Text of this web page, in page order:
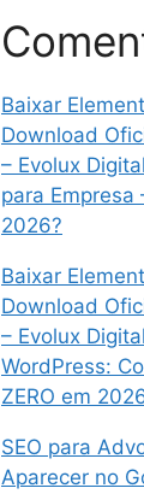
Baixar
Download
– Evolux Digital
para Empresa
2026?
Baixar
Download
– Evolux Digital
WordPress:
ZERO em
SEO para
Aparecer no